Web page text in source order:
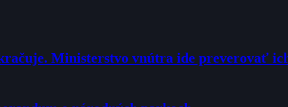
Ministerstvo vnútra ide preverovať